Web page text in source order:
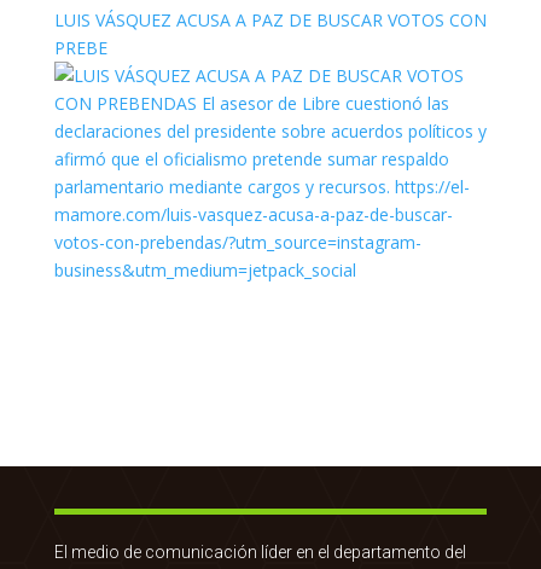
LUIS VÁSQUEZ ACUSA A PAZ DE BUSCAR VOTOS CON
PREBE
El medio de comunicación líder en el departamento del